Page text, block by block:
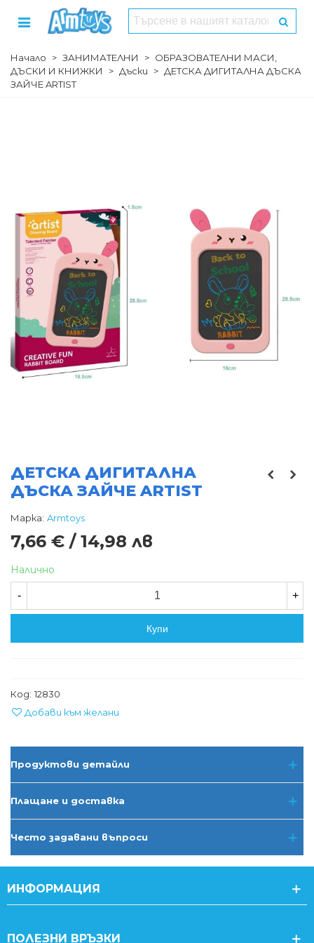
Начало > ЗАНИМАТЕЛНИ > ОБРАЗОВАТЕЛНИ МАСИ,
ДЪСКИ И КНИЖКИ
> Дъски > ДЕТСКА ДИГИТАЛНА ДЪСКА
ЗАЙЧЕ ARTIST
ДЕТСКА ДИГИТАЛНА
ДЪСКА ЗАЙЧЕ ARTIST
Марка: Armtoys
7,66 € / 14,98 лв
Налично
- +
Купи
Код: 12830
Добави към желани
Продуктови детайли
Плащане и доставка
Често задавани въпроси
ИНФОРМАЦИЯ
ПОЛЕЗНИ ВРЪЗКИ